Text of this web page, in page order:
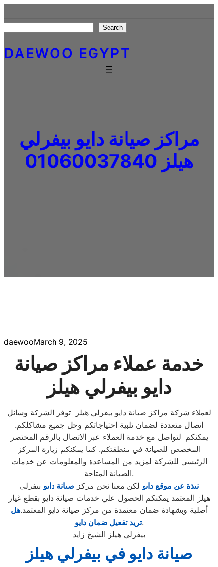
to
content
Search
DAEWOO EGYPT
مراكز صيانة دايو بيفرلي
هيلز 01060037840
daewooMarch 9, 2025
خدمة عملاء مراكز صيانة
دايو بيفرلي هيلز
لعملاء شركة مراكز صيانة دايو بيفرلي هيلز توفر الشركة وسائل
اتصال متعددة لضمان تلبية احتياجاتكم وحل جميع مشاكلكم.
يمكنكم التواصل مع خدمة العملاء عبر الاتصال بالرقم المختصر
المخصص للصيانة في منطقتكم. كما يمكنكم زيارة المركز
الرئيسي للشركة لمزيد من المساعدة والمعلومات عن خدمات
الصيانة المتاحة.
نبذة عن موقع دايو لكن معنا نحن مركز صيانة دايو بيفرلي
هيلز المعتمد يمكنكم الحصول علي خدمات صيانة دايو بقطع غيار
أصلية وبشهادة ضمان معتمدة من مركز صيانة دايو المعتمد.هل
تريد تفعيل ضمان دايو.
بيفرلي هيلز الشيخ زايد
صيانة دايو في بيفرلي هيلز